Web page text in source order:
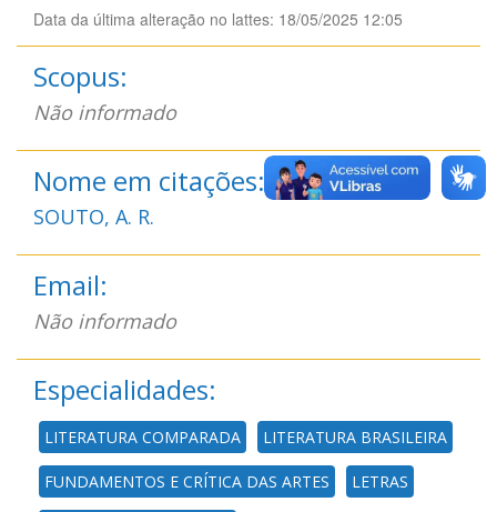
Data da última alteração no lattes: 18/05/2025 12:05
Scopus:
Não informado
Nome em citações:
SOUTO, A. R.
Email:
Não informado
Especialidades:
LITERATURA COMPARADA LITERATURA BRASILEIRA
FUNDAMENTOS E CRÍTICA DAS ARTES LETRAS